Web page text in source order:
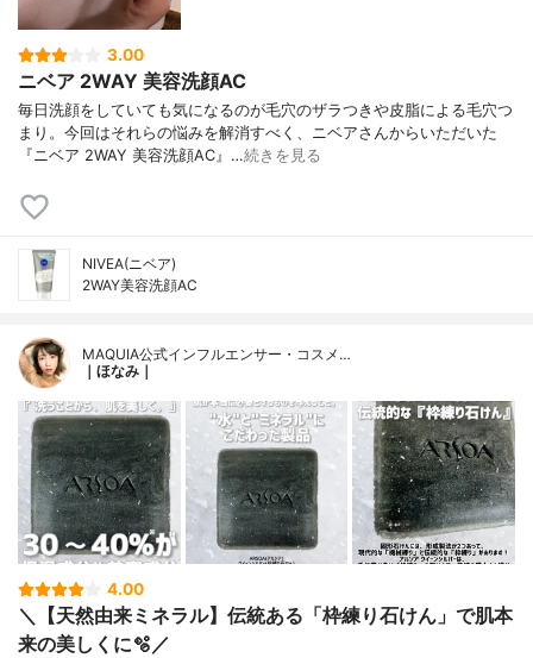
3.00
ニベア 2WAY 美容洗顔AC
毎日洗顔をしていても気になるのが毛穴のザラつきや皮脂による毛穴つ
まり。今回はそれらの悩みを解消すべく、ニベアさんからいただいた
『ニベア 2WAY 美容洗顔AC』…続きを見る
NIVEA(ニベア)
2WAY美容洗顔AC
MAQUIA公式インフルエンサー・コスメ…
｜ほなみ｜
4.00
＼【天然由来ミネラル】伝統ある「枠練り石けん」で肌本
来の美しくに🫧／